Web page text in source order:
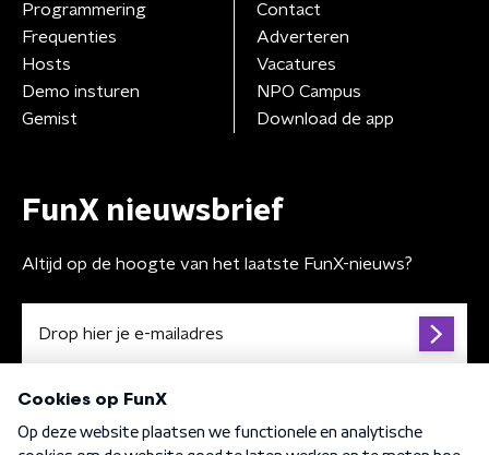
Programmering
Frequenties
Hosts
Demo insturen
Gemist
Contact
Adverteren
Vacatures
NPO Campus
Download de app
FunX nieuwsbrief
Altijd op de hoogte van het laatste FunX-nieuws?